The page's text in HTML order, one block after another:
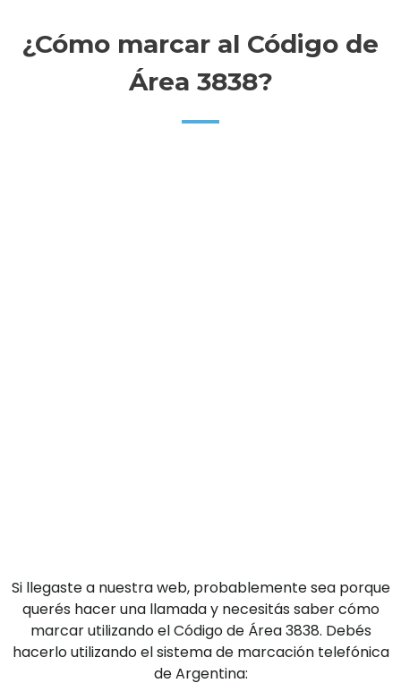
¿Cómo marcar al Código de
Área 3838?
Si llegaste a nuestra web, probablemente sea porque
querés hacer una llamada y necesitás saber cómo
marcar utilizando el Código de Área 3838. Debés
hacerlo utilizando el sistema de marcación telefónica
de Argentina: